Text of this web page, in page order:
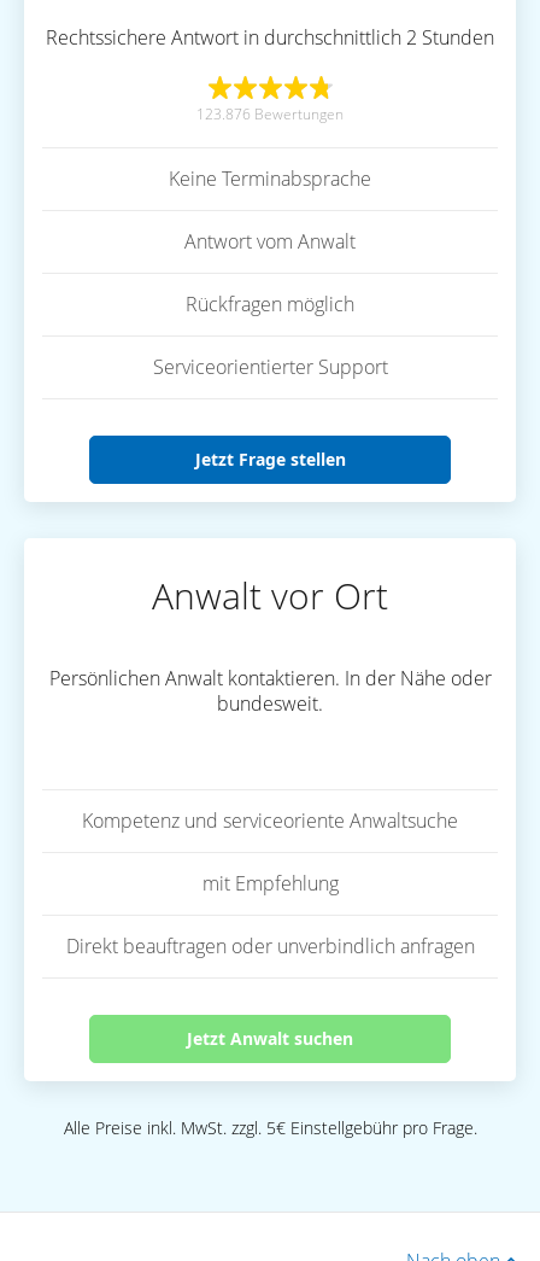
Rechtssichere Antwort in durchschnittlich 2 Stunden
123.876 Bewertungen
Keine Terminabsprache
Antwort vom Anwalt
Rückfragen möglich
Serviceorientierter Support
Jetzt Frage stellen
Anwalt vor Ort
Persönlichen Anwalt kontaktieren. In der Nähe oder
bundesweit.
Kompetenz und serviceoriente Anwaltsuche
mit Empfehlung
Direkt beauftragen oder unverbindlich anfragen
Jetzt Anwalt suchen
Alle Preise inkl. MwSt. zzgl. 5€ Einstellgebühr pro Frage.